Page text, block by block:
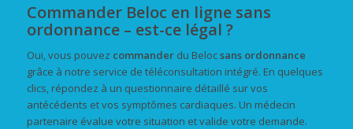
Commander Beloc en ligne sans
ordonnance – est-ce légal ?
Oui, vous pouvez commanderdu Belocsans ordonnance
grâce à notre service de téléconsultation intégré. En quelques
clics, répondez à un questionnaire détaillé sur vos
antécédents et vos symptômes cardiaques. Un médecin
partenaire évalue votre situation et valide votre demande.